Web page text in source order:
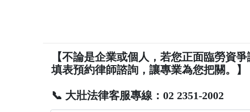
【不論是企業或個人，若您正面臨勞資
填表預約律師諮詢，讓專業為您把關。】
📞 大壯法律客服專線：02 2351-2002